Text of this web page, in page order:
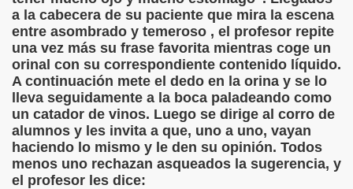
a la cabecera de su paciente que mira la escena
entre asombrado y temeroso , el profesor repite
una vez más su frase favorita mientras coge un
orinal con su correspondiente contenido líquido.
A continuación mete el dedo en la orina y se lo
lleva seguidamente a la boca paladeando como
un catador de vinos. Luego se dirige al corro de
alumnos y les invita a que, uno a uno, vayan
haciendo lo mismo y le den su opinión. Todos
menos uno rechazan asqueados la sugerencia, y
el profesor les dice:
Valdes)
Eugenio Hartzenbusch)
Poema de Mío Cid, Fragmento (Jorge Llopis)